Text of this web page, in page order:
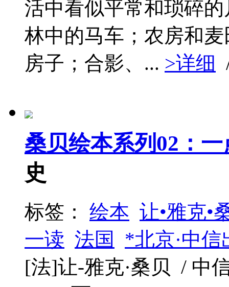
活中看似平常和琐碎
林中的马车；农房和
房子；合影、... >详细
桑贝绘本系列02：
史
标签： 绘本 让•雅克•
一读 法国
*北京·中
[法]让-雅克·桑贝 / 中